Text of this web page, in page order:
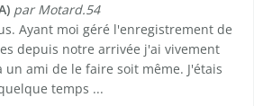
par Motard.54
Ayant moi géré l'enregistrement de
depuis notre arrivée j'ai vivement
un ami de le faire soit même. J'étais
temps ...